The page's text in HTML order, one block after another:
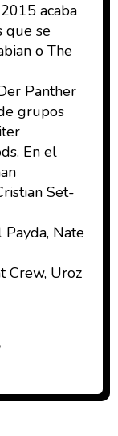
acaba
que se
o The
Panther
grupos
En el
Set-
Payda, Nate
Crew, Uroz